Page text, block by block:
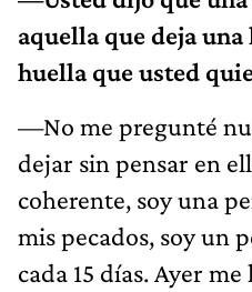
aquella que deja una
huella que usted
—No me pregunté
dejar sin pensar en
coherente, soy una
mis pecados, soy un
cada 15 días. Ayer